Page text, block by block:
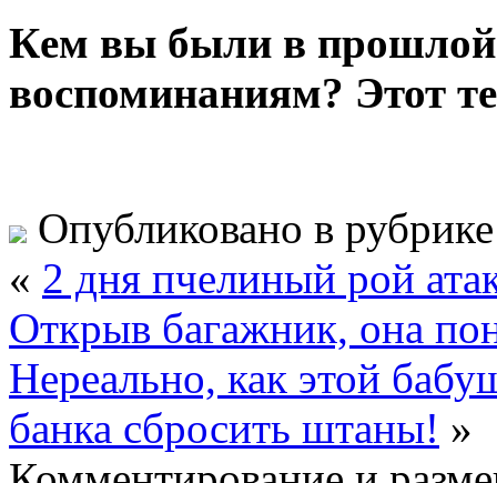
Кeм вы были в прошлой
воспоминаниям? Этот
Опубликовано в
« 2 дня пчелиный рой
Открыв багажник, она
Нереально, как этой
банка сбросить штаны! »